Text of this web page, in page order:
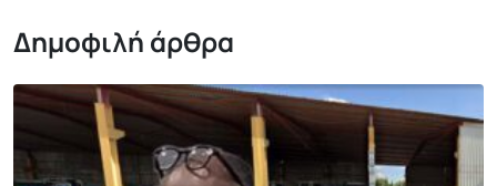
Δημοφιλή άρθρα